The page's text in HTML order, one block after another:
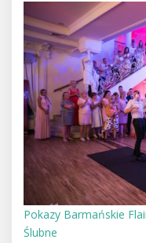
Pokazy Barmańskie
Ślubne